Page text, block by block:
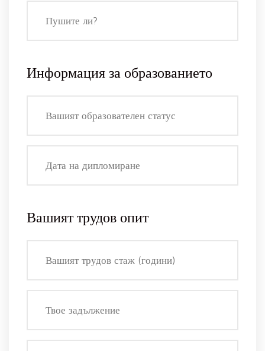
Информация за образованието
Вашият трудов опит